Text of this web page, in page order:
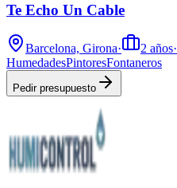
Te Echo Un Cable
Barcelona, Girona· 2 años·
HumedadesPintoresFontaneros
Pedir presupuesto